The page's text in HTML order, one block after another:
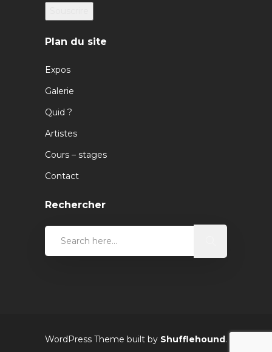
Plan du site
Expos
Galerie
Quid ?
Artistes
Cours – stages
Contact
Rechercher
WordPress Theme built by Shufflehound.